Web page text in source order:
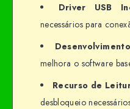
Driver USB
necessários para
melhora o software
Recurso de
desbloqueio